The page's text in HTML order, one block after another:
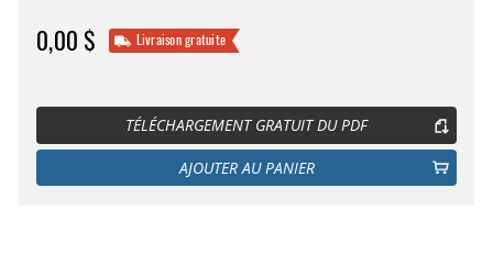
0,00 $ Livraison gratuite
TÉLÉCHARGEMENT GRATUIT DU PDF
AJOUTER AU PANIER